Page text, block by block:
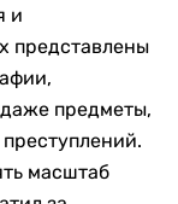
и
представлены
предметы,
масштаб